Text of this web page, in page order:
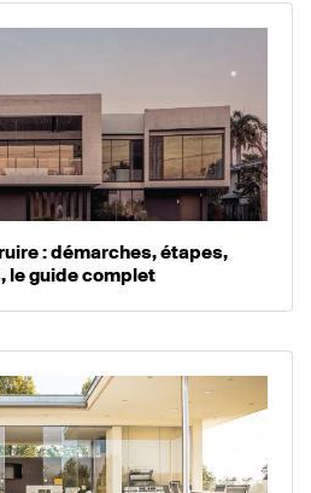
: démarches, étapes,
le guide complet